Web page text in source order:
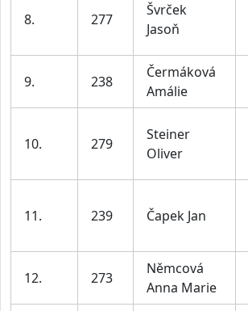
8. 277
Švrček
Jasoň
9. 238
Čermáková
Amálie
10. 279
Steiner
Oliver
11. 239 Čapek Jan
12. 273
Němcová
Anna Marie